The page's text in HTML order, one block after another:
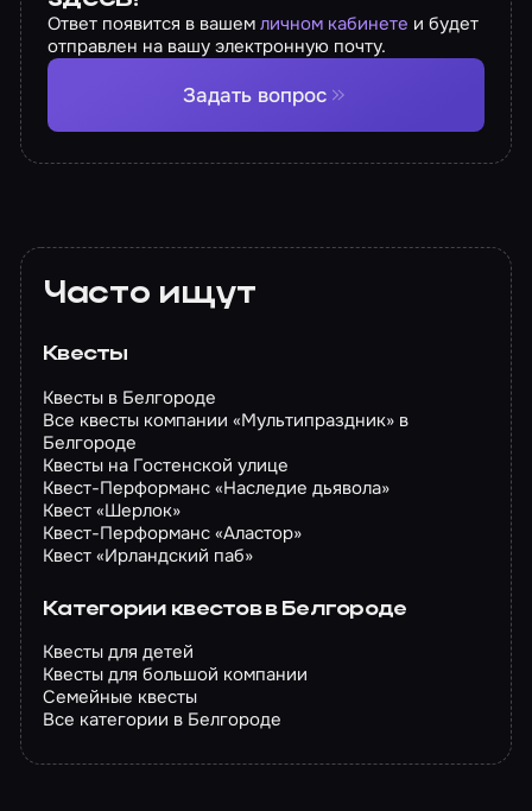
Ответ появится в вашемличном кабинете и будет
отправлен на вашу электронную почту.
Задать вопрос
Часто ищут
Квесты
Квесты в Белгороде
Все квесты компании «Мультипраздник» в
Белгороде
Квесты на Гостенской улице
Квест-Перформанс «Наследие дьявола»
Квест «Шерлок»
Квест-Перформанс «Аластор»
Квест «Ирландский паб»
Категории квестов в Белгороде
Квесты для детей
Квесты для большой компании
Семейные квесты
Все категории в Белгороде